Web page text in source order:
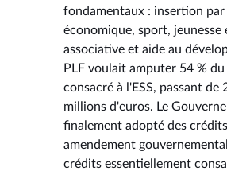
fondamentaux : insertion
économique, sport, jeunesse
associative et aide au
PLF voulait amputer 54 %
consacré à l'ESS, passant de
millions d'euros. Le
finalement adopté des
amendement
crédits essentiellement